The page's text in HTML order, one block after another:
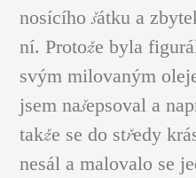
nosícího šátku a
ní. Protože byla
svým milovaným
jsem našepsoval a
takže se do středy
nesál a malovalo se